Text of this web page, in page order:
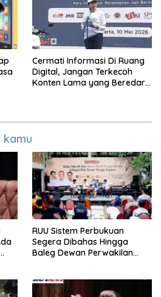
Cermati Informasi Di Ruang
Digital, Jangan Terkecoh
Konten Lama yang Beredar
kamu
RUU Sistem Perbukuan
Segera Dibahas Hingga
Baleg Dewan Perwakilan